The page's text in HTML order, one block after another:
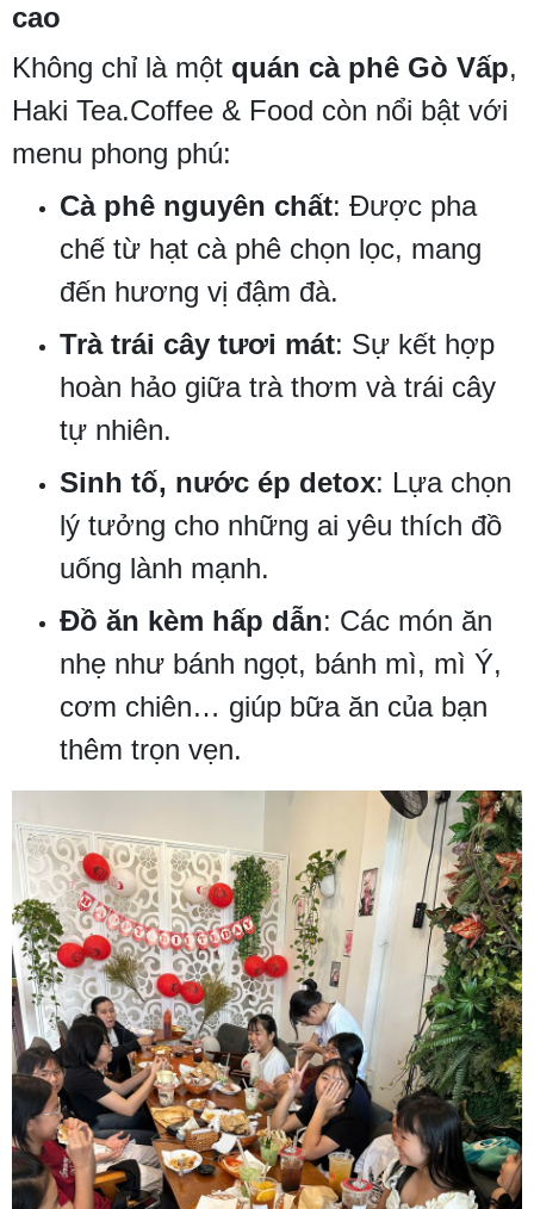
cao
Không chỉ là một quán cà phê Gò Vấp,
Haki Tea.Coffee & Food còn nổi bật với
menu phong phú:
Cà phê nguyên chất: Được pha
chế từ hạt cà phê chọn lọc, mang
đến hương vị đậm đà.
Trà trái cây tươi mát: Sự kết hợp
hoàn hảo giữa trà thơm và trái cây
tự nhiên.
Sinh tố, nước ép detox: Lựa chọn
lý tưởng cho những ai yêu thích đồ
uống lành mạnh.
Đồ ăn kèm hấp dẫn: Các món ăn
nhẹ như bánh ngọt, bánh mì, mì Ý,
cơm chiên… giúp bữa ăn của bạn
thêm trọn vẹn.